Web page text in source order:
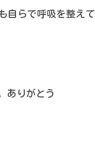
自らで呼吸を整え
ありがとう